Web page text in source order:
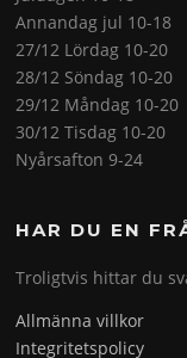
Annandag jul 10-18
27/12 Lördag 10-20
28/12 Söndag 10-20
29/12 Måndag 10-20
30/12 Tisdag 10-20
Nyårsafton 9-24
HAR DU EN
Troligtvis hittar du
Allmänna villkor
Integritetspolicy